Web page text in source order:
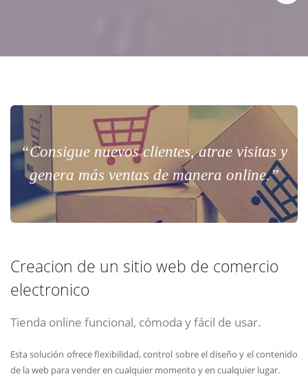
“Consigue nuevos clientes, atrae visitas y
genera más ventas de manera online.”
Creacion de un sitio web de comercio
electronico
Tienda online funcional, cómoda y fácil de usar.
Esta solución ofrece flexibilidad, control sobre el diseño y el contenido
de la web para vender en cualquier momento y en cualquier lugar.